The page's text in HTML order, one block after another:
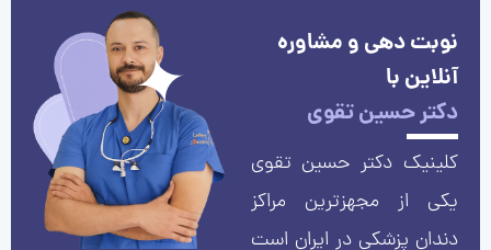
نوبت دهی و مشاوره
آنلاین با
دکتر حسین تقوی
کلینیک دکتر حسین تقوی
یکی از مجهزترین مراکز
دندان پزشکی در ایران است